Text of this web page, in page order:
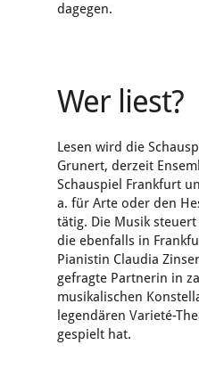
dagegen.
Wer liest?
Lesen wird die
Grunert, derzeit
Schauspiel Frankfurt
a. für Arte oder den
tätig. Die Musik
die ebenfalls in
Pianistin Claudia
gefragte Partnerin in
musikalischen
legendären Varieté-
gespielt hat.